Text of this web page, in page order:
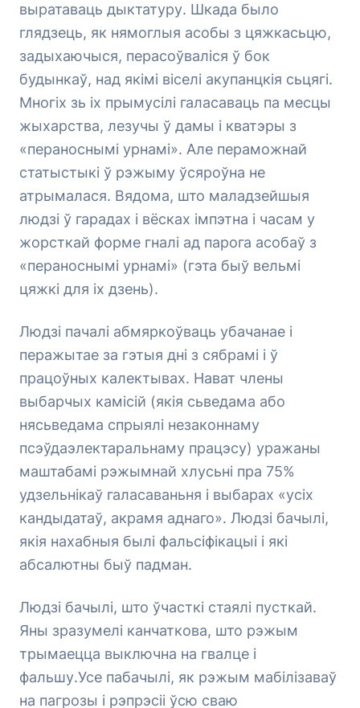
выратаваць дыктатуру. Шкада было
глядзець, як нямоглыя асобы з цяжкасьцю,
задыхаючыся, перасоўваліся ў бок
будынкаў, над якімі віселі акупанцкія сьцягі.
Многіх зь іх прымусілі галасаваць па месцы
жыхарства, лезучы ў дамы і кватэры з
«пераноснымі урнамі». Але пераможнай
статыстыкі ў рэжыму ўсяроўна не
атрымалася. Вядома, што маладзейшыя
людзі ў гарадах і вёсках імпэтна і часам у
жорсткай форме гналі ад парога асобаў з
«пераноснымі урнамі» (гэта быў вельмі
цяжкі для іх дзень).
Людзі пачалі абмяркоўваць убачанае і
перажытае за гэтыя дні з сябрамі і ў
працоўных калектывах. Нават члены
выбарчых камісій (якія сьведама або
нясьведама спрыялі незаконнаму
псэўдаэлектаральнаму працэсу) уражаны
маштабамі рэжымнай хлусьні пра 75%
удзельнікаў галасаваньня і выбарах «усіх
кандыдатаў, акрамя аднаго». Людзі бачылі,
якія нахабныя былі фальсіфікацыі і які
абсалютны быў падман.
Людзі бачылі, што ўчасткі стаялі пусткай.
Яны зразумелі канчаткова, што рэжым
трымаецца выключна на гвалце і
фальшу.Усе пабачылі, як рэжым мабілізаваў
на пагрозы і рэпрэсіі ўсю сваю